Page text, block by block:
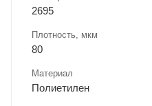
2695
Плотность, мкм
80
Материал
Полиетилен